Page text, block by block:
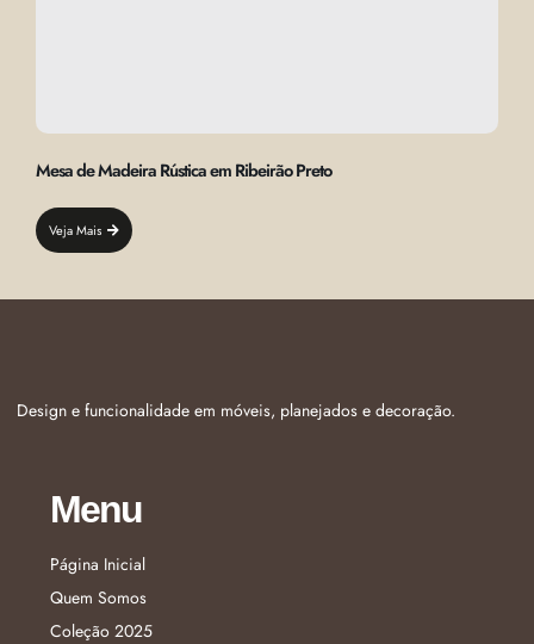
Mesa de Madeira Rústica em Ribeirão Preto
Veja Mais
Design e funcionalidade em móveis, planejados e decoração.
Menu
Página Inicial
Quem Somos
Coleção 2025